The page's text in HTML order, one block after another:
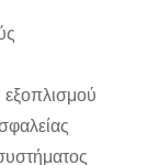
εξοπλισμού